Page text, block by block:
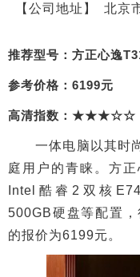
【公司地址】 北京
推荐型号：方正心逸
参考价格：6199元
高清指数：★★★☆☆
一体电脑以其时尚
庭用户的青睐。方
Intel酷睿2双核
500GB硬盘等配置
的报价为6199元。